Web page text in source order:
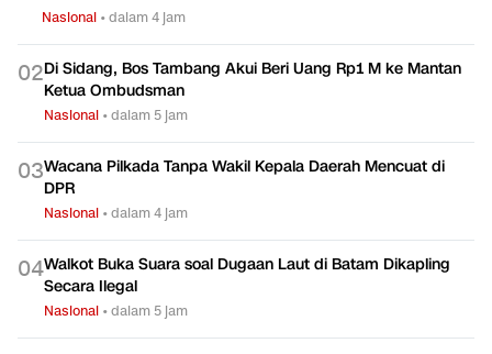
Nasional •dalam 4 jam
02Di Sidang, Bos Tambang Akui Beri Uang Rp1 M ke Mantan
Ketua Ombudsman
Nasional •dalam 5 jam
03Wacana Pilkada Tanpa Wakil Kepala Daerah Mencuat di
DPR
Nasional •dalam 4 jam
04Walkot Buka Suara soal Dugaan Laut di Batam Dikapling
Secara Ilegal
Nasional •dalam 5 jam